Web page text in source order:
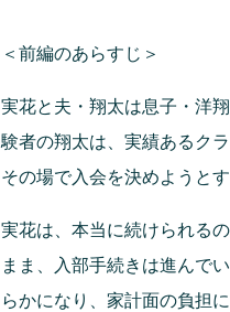
＜前編のあらすじ＞
実花と夫・翔太は息子・洋
験者の翔太は、実績あるク
その場で入会を決めようとす
実花は、本当に続けられる
まま、入部手続きは進んで
らかになり、家計面の負担